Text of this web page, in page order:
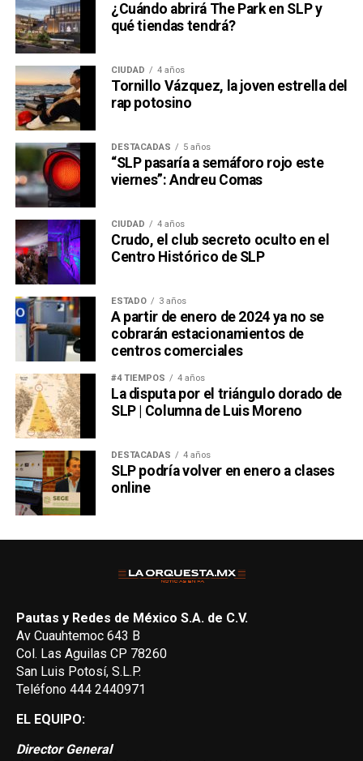
¿Cuándo abrirá The Park en SLP y
qué tiendas tendrá?
CIUDAD 4 años
Tornillo Vázquez, la joven estrella del
rap potosino
DESTACADAS 5 años
“SLP pasaría a semáforo rojo este
viernes”: Andreu Comas
CIUDAD 4 años
Crudo, el club secreto oculto en el
Centro Histórico de SLP
ESTADO 3 años
A partir de enero de 2024 ya no se
cobrarán estacionamientos de
centros comerciales
#4 TIEMPOS 4 años
La disputa por el triángulo dorado de
SLP | Columna de Luis Moreno
DESTACADAS 4 años
SLP podría volver en enero a clases
online
Pautas y Redes de México S.A. de C.V.
Av Cuauhtemoc 643 B
Col. Las Aguilas CP 78260
San Luis Potosí, S.L.P.
Teléfono 444 2440971
EL EQUIPO:
Director General